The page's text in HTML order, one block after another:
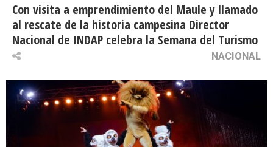
Con visita a emprendimiento del Maule y llamado
al rescate de la historia campesina Director
Nacional de INDAP celebra la Semana del Turismo
NACIONAL